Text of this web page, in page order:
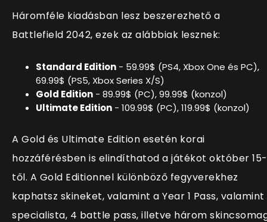
Háromféle kiadásban lesz beszerezhető a
Battlefield 2042, ezek az alábbiak lesznek:
Standard Edition - 59.99$ (PS4, Xbox One és PC),
69.99$ (PS5, Xbox Series X/S)
Gold Edition - 89.99$ (PC), 99.99$ (konzol)
Ultimate Edition - 109.99$ (PC), 119.99$ (konzol)
A Gold és Ultimate Edition esetén korai
hozzáférésben is elindíthatod a játékot október 15-
től. A Gold Editionnel különböző fegyverekhez
kaphatsz skineket, valamint a Year 1 Pass,
specialista, 4 battle pass, illetve három